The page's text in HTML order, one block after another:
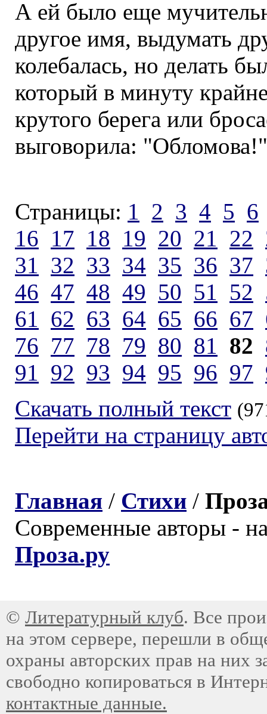
А ей было еще
другое имя, выдумать
колебалась, но делать
который в минуту
крутого берега или
выговорила: "Обломова!"
Страницы: 1 2 3 4 5 6
16 17 18 19 20 21 22
31 32 33 34 35 36 37
46 47 48 49 50 51 52
61 62 63 64 65 66 67
76 77 78 79 80 81 82
91 92 93 94 95 96 97
Скачать полный текст
Перейти на страницу
Главная / Стихи /
Современные авторы -
Проза.ру
© Литературный клуб. Все
на этом сервере, перешли в
охраны авторских прав на них
свободно копироваться в
контактные данные.